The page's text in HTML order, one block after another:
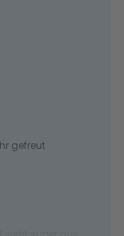
gefreut